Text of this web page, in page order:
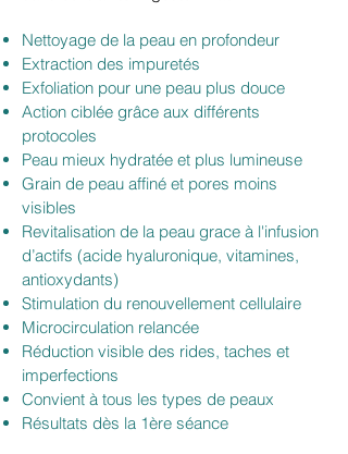
Nettoyage de la peau en profondeur
Extraction des impuretés
Exfoliation pour une peau plus douce
Action ciblée grâce aux différents
protocoles
Peau mieux hydratée et plus lumineuse
Grain de peau affiné et pores moins
visibles
​Revitalisation de la peau grace à l'infusion
d’actifs (acide hyaluronique, vitamines,
antioxydants)
Stimulation du renouvellement cellulaire
Microcirculation relancée
Réduction visible des rides, taches et
imperfections
Convient à tous les types de peaux
Résultats dès la 1ère séance